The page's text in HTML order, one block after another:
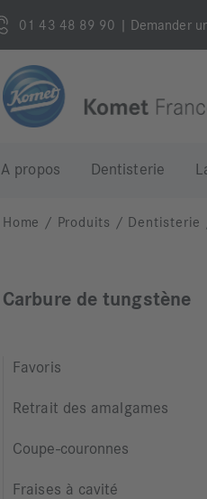
01 43 48 89 90 | Demander
A propos Dentisterie
Home / Produits / Dentisterie
Carbure de tungstène
Favoris
Retrait des amalgames
Coupe-couronnes
Fraises à cavité